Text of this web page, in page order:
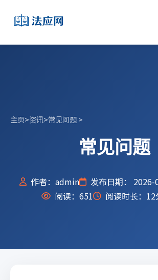
主页>资讯>常见问题>
常见问题
作者：admin
发布日期：
阅读： 651 阅读时长：